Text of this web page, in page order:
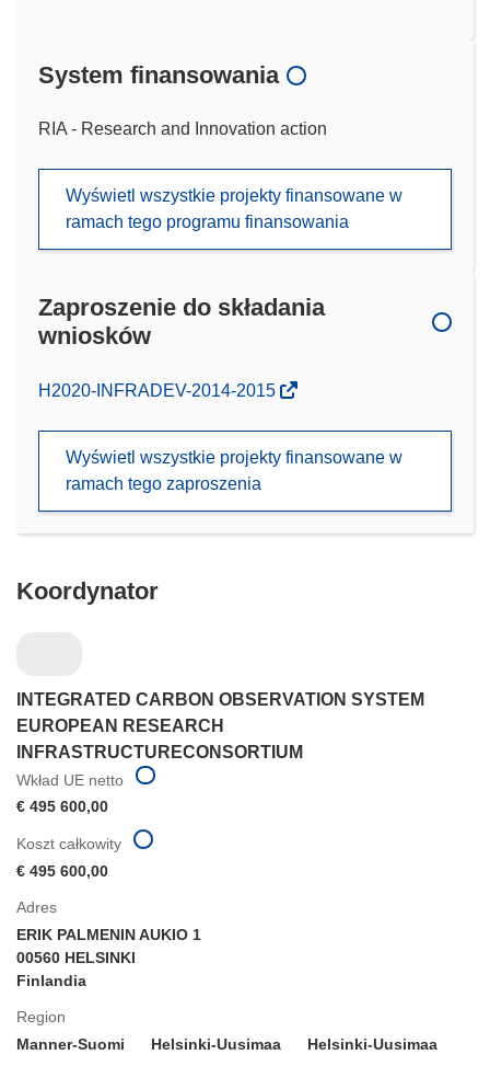
System finansowania
RIA - Research and Innovation action
Wyświetl wszystkie projekty finansowane w
ramach tego programu finansowania
Zaproszenie do składania
wniosków
(odnośnik
nowym
H2020-INFRADEV-2014-2015
Wyświetl wszystkie projekty finansowane w
ramach tego zaproszenia
Koordynator
INTEGRATED CARBON OBSERVATION SYSTEM
EUROPEAN RESEARCH
INFRASTRUCTURECONSORTIUM
Wkład UE netto
€ 495 600,00
Adres
ERIK PALMENIN AUKIO 1
00560 HELSINKI
Finlandia
Region
Manner-Suomi
Helsinki-Uusimaa Helsinki-Uusimaa
Koszt całkowity
€ 495 600,00